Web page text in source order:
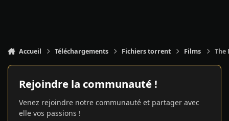
Accueil Téléchargements Fichiers torrent Films The
Rejoindre la communauté !
Venez rejoindre notre communauté et partager avec
elle vos passions !